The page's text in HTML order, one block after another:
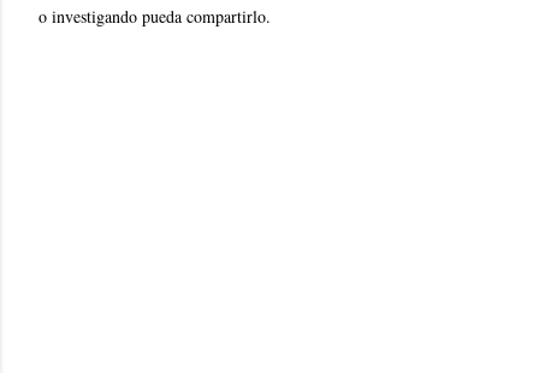
o investigando pueda compartirlo.